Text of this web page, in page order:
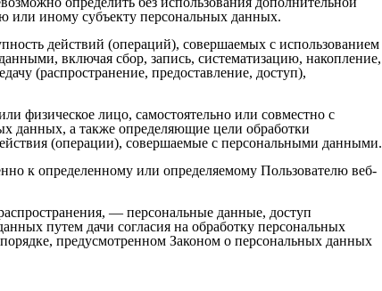
или иному субъекту персональных данных.
действий (операций), совершаемых с использованием
включая сбор, запись, систематизацию, накопление,
(распространение, предоставление, доступ),
физическое лицо, самостоятельно или совместно с
данных, а также определяющие цели обработки
(операции), совершаемые с персональными данными.
к определенному или определяемому Пользователю веб-
— персональные данные, доступ
путем дачи согласия на обработку персональных
предусмотренном Законом о персональных данных